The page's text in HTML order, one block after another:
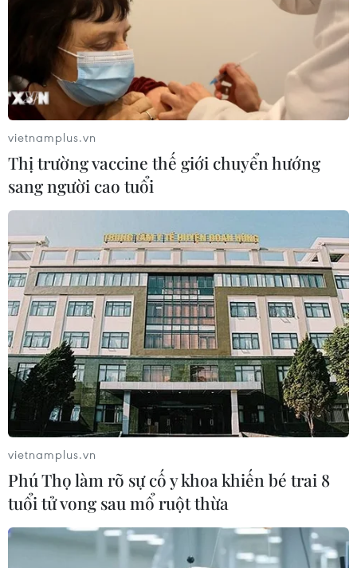
vietnamplus.vn
Thị trường vaccine thế giới chuyển hướng
sang người cao tuổi
vietnamplus.vn
Phú Thọ làm rõ sự cố y khoa khiến bé trai 8
tuổi tử vong sau mổ ruột thừa